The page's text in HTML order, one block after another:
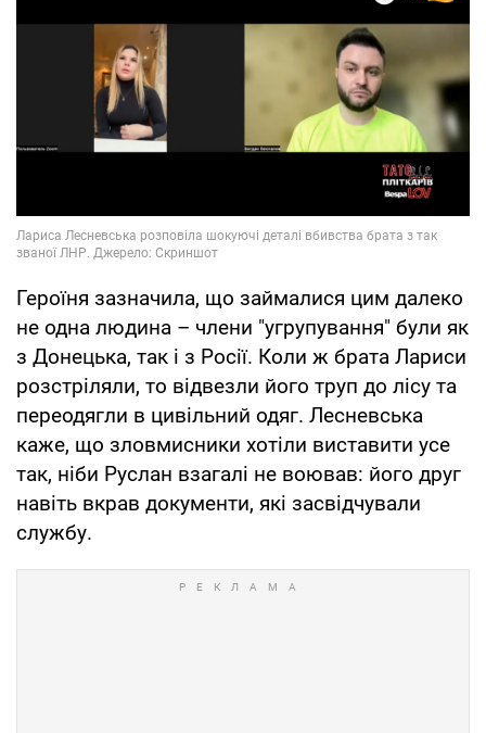
Героїня зазначила, що займалися цим далеко
не одна людина – члени "угрупування" були як
з Донецька, так і з Росії. Коли ж брата Лариси
розстріляли, то відвезли його труп до лісу та
переодягли в цивільний одяг. Лесневська
каже, що зловмисники хотіли виставити усе
так, ніби Руслан взагалі не воював: його друг
навіть вкрав документи, які засвідчували
службу.